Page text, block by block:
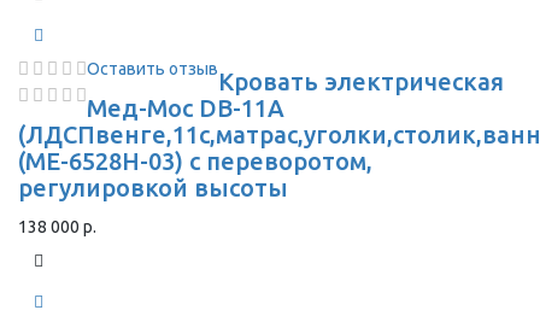
Оставить отзывКровать электрическая
Мед-Мос DB-11А
(ME-6528H-03) с переворотом,
регулировкой высоты
138 000 р.